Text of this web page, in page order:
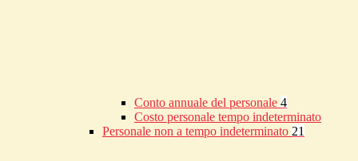
Conto annuale del personale 4
Costo personale tempo indeterminato
Personale non a tempo indeterminato 21